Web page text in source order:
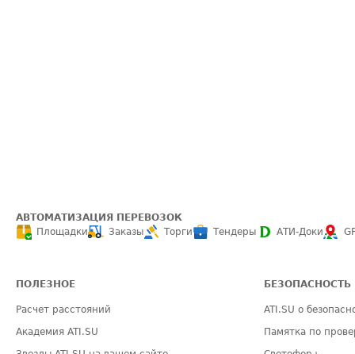
АВТОМАТИЗАЦИЯ ПЕРЕВОЗОК
Площадки
Заказы Торги Тендеры АТИ-Доки
ПОЛЕЗНОЕ
Расчет расстояний
Академия ATI.SU
БЕЗОПАСНОСТЬ
ATI.SU о
Памятка по